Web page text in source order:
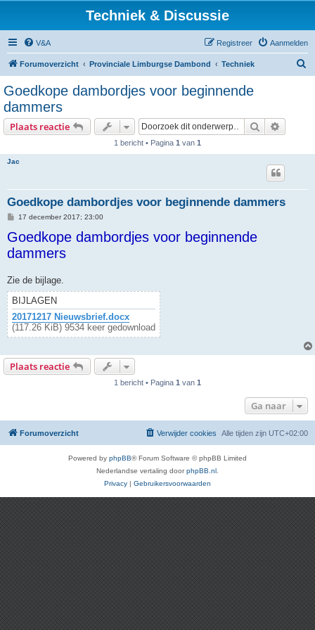
Techniek & Discussie
V&A Aanmelden
Registreer
Forumoverzicht Provinciale Limburgse Dambond Techniek
Goedkope dambordjes voor beginnende
dammers
Plaats reactie Zoek
1 bericht • Pagina 1 van 1
Jac
Goedkope dambordjes voor beginnende dammers
B
r
i
c
h
17 december 2017; 23:00
Goedkope dambordjes voor beginnende
dammers
Zie de bijlage.
BIJLAGEN
20171217 Nieuwsbrief.docx
(117.26 KiB) 9534 keer gedownload
Plaats reactie
1 bericht • Pagina 1 van 1
Ga naar
Forumoverzicht Alle tijden zijn UTC+02:00
Verwijder cookies
Powered by phpBB® Forum Software © phpBB Limited
Nederlandse vertaling doorphpBB.nl
Privacy | Gebruikersvoorwaarden